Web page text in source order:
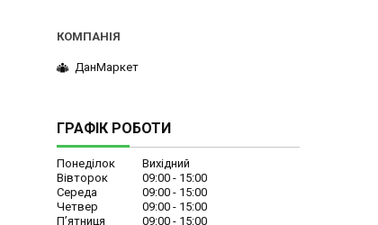
ДанМаркет
ГРАФІК РОБОТИ
Понеділок
Вихідний
Вівторок
09:00
15:00
Середа
09:00
15:00
Четвер
09:00
15:00
Пʼятниця
09:00 15:00